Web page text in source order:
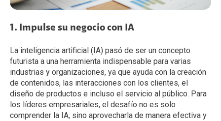
1. Impulse su negocio con IA
La inteligencia artificial (IA) pasó de ser un concepto
futurista a una herramienta indispensable para varias
industrias y organizaciones, ya que ayuda con la creación
de contenidos, las interacciones con los clientes, el
diseño de productos e incluso el servicio al público. Para
los líderes empresariales, el desafío no es solo
comprender la IA, sino aprovecharla de manera efectiva y